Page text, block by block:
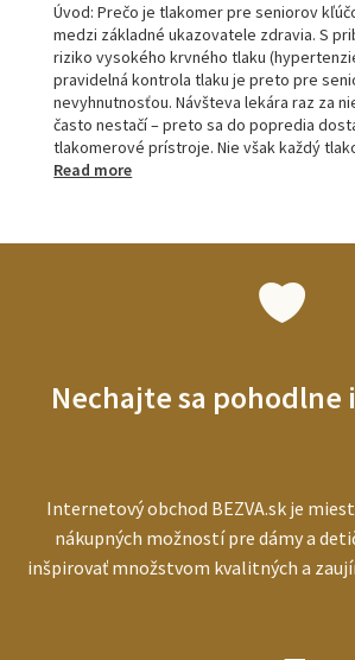
Úvod: Prečo je tlakomer pre seniorov
medzi základné ukazovatele zdravia. S
riziko vysokého krvného tlaku
pravidelná kontrola tlaku je preto pre
nevyhnutnosťou. Návšteva lekára raz za
často nestačí – preto sa do popredia
tlakomerové prístroje. Nie však každý
Read more:
ľudí
Nechajte sa pohodlne
Internetový obchod BEZVA.sk je
nákupných možností pre dámy a
inšpirovať množstvom kvalitných a